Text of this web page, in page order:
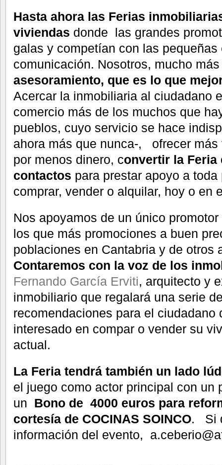
Hasta ahora las Ferias
viviendas donde las grandes
galas y competían con las
comunicación. Nosotros, mucho
asesoramiento, que es lo que
Acercar la inmobiliaria al ciudadano
comercio más de los muchos que
pueblos, cuyo servicio se hace
ahora más que nunca-, ofrecer más
por menos dinero, convertir la Feria
contactos para prestar apoyo a
comprar, vender o alquilar, hoy o en
Nos apoyamos de un único
los que más promociones a buen
poblaciones en Cantabria y de
Contaremos con la voz de los
Fernando García Erviti, arquitecto y
inmobiliario que regalará una serie
recomendaciones para el ciudadano
interesado en compar o vender su
actual.
La Feria tendrá también un lado
el juego como actor principal con un
un Bono de 4000 euros para
cortesía de COCINAS SOINCO. Si
información del evento,